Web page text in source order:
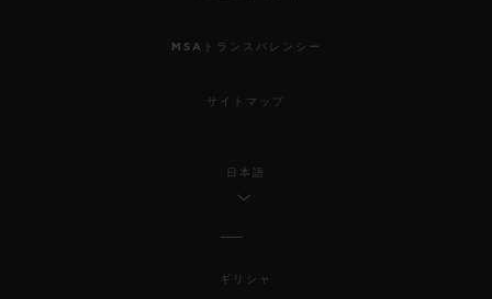
MSAトランスパレンシー
サイトマップ
日本語
ギリシャ